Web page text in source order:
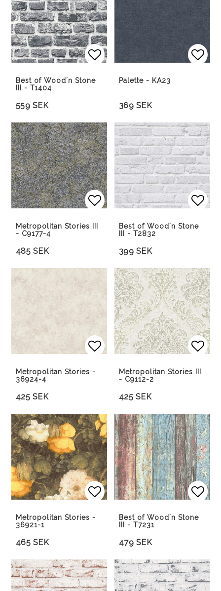
Best of Wood´n Stone
III - T1404
559 SEK
Palette - KA23
369 SEK
Metropolitan Stories III
- C9177-4
485 SEK
Best of Wood´n Stone
III - T2832
399 SEK
Metropolitan Stories -
36924-4
425 SEK
Metropolitan Stories III
- C9112-2
425 SEK
Metropolitan Stories -
36921-1
465 SEK
Best of Wood´n Stone
III - T7231
479 SEK